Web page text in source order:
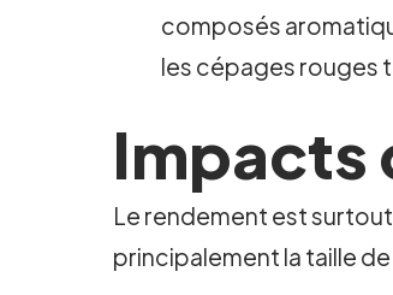
composés
les cépages rouges
Impacts
Le rendement est
principalement la taille